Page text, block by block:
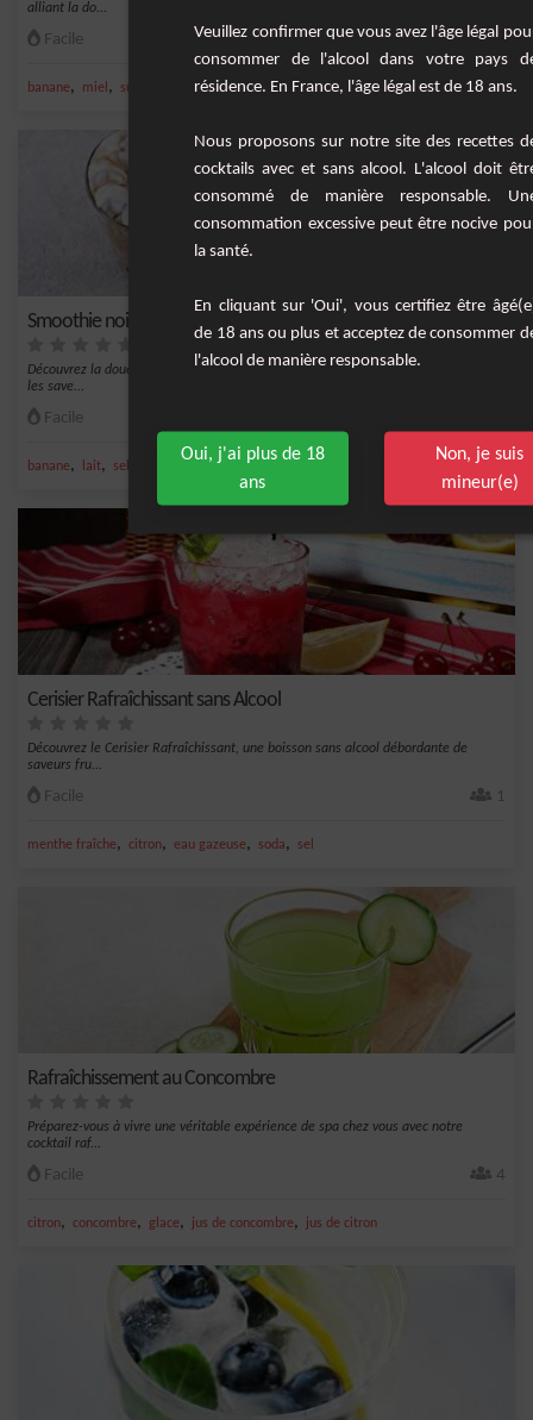
alliant la do...
Facile 2
banane, miel , sucre sel
Smoothie noix de pécan et au caramel
Découvrez la douceur de l'automne dans un verre avec ce smoothie exquis mêlant
les save...
Facile
banane, lait, sel mûre
Cerisier Rafraîchissant sans Alcool
Découvrez le Cerisier Rafraîchissant, une boisson sans alcool débordante de
saveurs fru...
Facile 1
menthe fraîche, citron, eau gazeuse, soda, sel
Rafraîchissement au Concombre
Préparez-vous à vivre une véritable expérience de spa chez vous avec notre
cocktail raf...
Facile 4
citron, concombre, glace, jus de concombre, jus de citron
Veuillez confirmer que vous avez l'âge légal
consommer de l'alcool dans votre pays
résidence. En France, l'âge légal est de 18 ans.
Nous proposons sur notre site des recettes
cocktails avec et sans alcool. L'alcool doit
consommé de manière responsable.
consommation excessive peut être nocive
la santé.
En cliquant sur 'Oui', vous certifiez être
de 18 ans ou plus et acceptez de consommer
l'alcool de manière responsable.
Oui, j'ai plus de 18
ans
Non, je suis
mineur(e)